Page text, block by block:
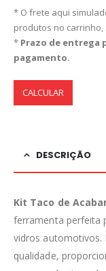
* O frete aqui
produtos no carrinho,
* Prazo de entrega
pagamento.
CALCULAR
DESCRIÇÃO
Kit Taco de
ferramenta perfeita
vidros automotivos.
qualidade,